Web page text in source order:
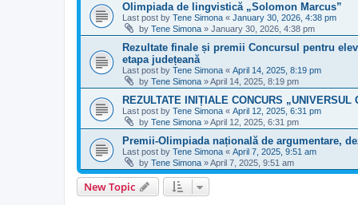
Olimpiada de lingvistică „Solomon Marcus”
Last post by Tene Simona « January 30, 2026, 4:38 pm
by Tene Simona » January 30, 2026, 4:38 pm
Rezultate finale și premii Concursul pentru
etapa județeană
Last post by Tene Simona « April 14, 2025, 8:19 pm
by Tene Simona »April 14, 2025, 8:19 pm
REZULTATE INIȚIALE CONCURS
Last post by Tene Simona « April 12, 2025, 6:31 pm
by Tene Simona »April 12, 2025, 6:31 pm
Premii-Olimpiada națională de argumentare,
Last post by Tene Simona « April 7, 2025, 9:51 am
by Tene Simona »April 7, 2025, 9:51 am
New Topic